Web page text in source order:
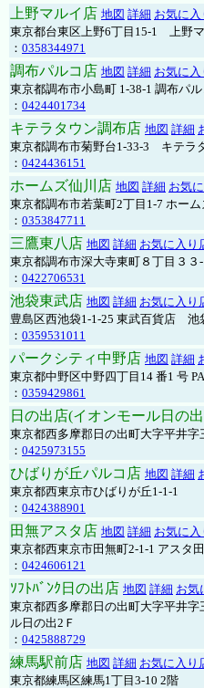
上野マルイ店 地図 詳細 お気に
東京都台東区上野6丁目15-1 上野
： 0358344971
調布パルコ店 地図 詳細 お気に
東京都調布市小島町 1-38-1 調布パ
： 0424401734
キテラタウン調布店 地図 詳細
東京都調布市菊野台1-33-3 キテラ
： 0424436151
ホームズ仙川店 地図 詳細 お気
東京都調布市若葉町2丁目1-7 ホー
： 0353847711
三鷹東八店 地図 詳細 お気に入り
東京都調布市深大寺東町８丁目３３-
： 0422706531
池袋東武店 地図 詳細 お気に入り
豊島区西池袋1-1-25 東武百貨店
： 0359531011
パークシティ中野店 地図 詳細
東京都中野区中野四丁目14 番1 号
： 0359429861
日の出店(イオンモール日の
東京都西多摩郡日の出町大字平井字
： 0425973155
ひばりが丘パルコ店 地図 詳細
東京都西東京市ひばりが丘1-1-1
： 0424388901
田無アスタ店 地図 詳細 お気に
東京都西東京市田無町2-1-1 アスタ
： 0424606121
ｿﾌﾄﾊﾞﾝｸ日の出店 地図 詳細 お気
東京都西多摩郡日の出町大字平井
ル日の出2Ｆ
： 0425888729
練馬駅前店 地図 詳細 お気に入り
東京都練馬区練馬1丁目3-10 2階